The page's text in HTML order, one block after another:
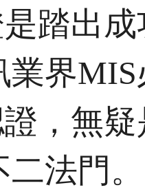
踏出
業界
，無
法門。